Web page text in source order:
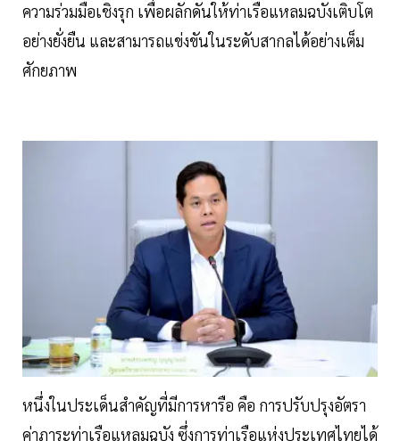
ความร่วมมือเชิงรุก เพื่อผลักดันให้ท่าเรือแหลมฉบังเติบโต
อย่างยั่งยืน และสามารถแข่งขันในระดับสากลได้อย่างเต็ม
ศักยภาพ
หนึ่งในประเด็นสำคัญที่มีการหารือ คือ การปรับปรุงอัตรา
ค่าภาระท่าเรือแหลมฉบัง ซึ่งการท่าเรือแห่งประเทศไทยได้